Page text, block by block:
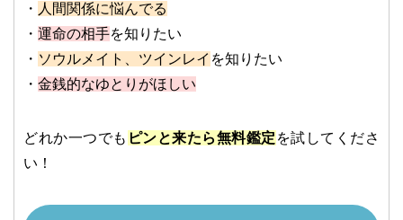
・ 人間関係に悩んでる
・ 運命の相手を知りたい
・ ソウルメイト、ツインレイ を知りたい
・ 金銭的なゆとりがほしい
どれか一つでも ピンと来たら無料鑑定 を試してくださ
い！